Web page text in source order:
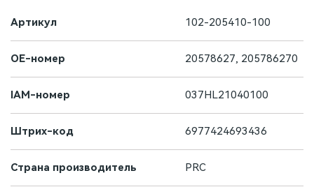
Артикул 102-205410-100
OE-номер 20578627, 205786270
IAM-номер 037HL21040100
Штрих-код 6977424693436
Страна производитель PRC